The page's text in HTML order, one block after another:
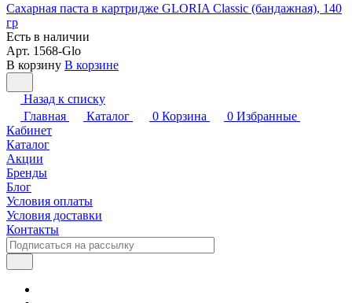
Сахарная паста в картридже GLORIA Classic (бандажная), 140
гр
Есть в наличии
Арт. 1568-Glo
В корзину В корзине
Назад к списку
Главная
Каталог 0 Корзина 0 Избранные
Кабинет
Каталог
Акции
Бренды
Блог
Условия оплаты
Условия доставки
Контакты